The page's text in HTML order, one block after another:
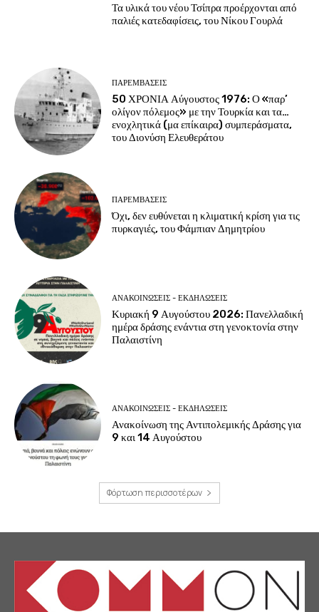
Τα υλικά του νέου Τσίπρα προέρχονται από
παλιές κατεδαφίσεις, του Νίκου Γουρλά
ΠΑΡΕΜΒΑΣΕΙΣ
50 ΧΡΟΝΙΑ Αύγουστος 1976: Ο «παρ’
ολίγον πόλεμος» με την Τουρκία και τα…
ενοχλητικά (μα επίκαιρα) συμπεράσματα,
του Διονύση Ελευθεράτου
ΠΑΡΕΜΒΑΣΕΙΣ
Όχι, δεν ευθύνεται η κλιματική κρίση για τις
πυρκαγιές, του Φάμπιαν Δημητρίου
ΑΝΑΚΟΙΝΩΣΕΙΣ - ΕΚΔΗΛΩΣΕΙΣ
Κυριακή 9 Αυγούστου 2026: Πανελλαδική
ημέρα δράσης ενάντια στη γενοκτονία στην
Παλαιστίνη
ΑΝΑΚΟΙΝΩΣΕΙΣ - ΕΚΔΗΛΩΣΕΙΣ
Ανακοίνωση της Αντιπολεμικής Δράσης για
9 και 14 Αυγούστου
Φόρτωση περισσοτέρων